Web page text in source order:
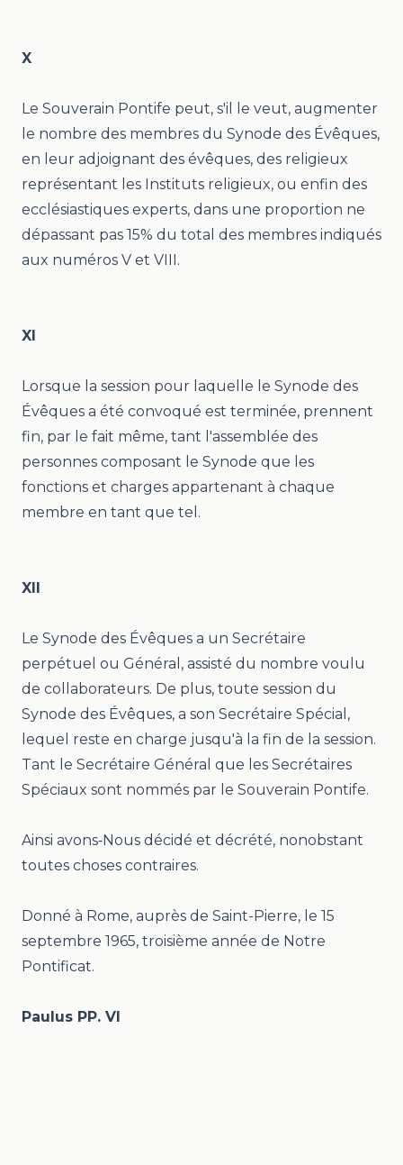
X
Le Souverain Pontife peut, s'il le veut, augmenter
le nombre des membres du Synode des Évêques,
en leur adjoignant des évêques, des religieux
représentant les Instituts religieux, ou enfin des
ecclésiastiques experts, dans une proportion ne
dépassant pas 15% du total des membres indiqués
aux numéros V et VIII.
XI
Lorsque la session pour laquelle le Synode des
Évêques a été convoqué est terminée, prennent
fin, par le fait même, tant l'assemblée des
personnes composant le Synode que les
fonctions et charges appartenant à chaque
membre en tant que tel.
XII
Le Synode des Évêques a un Secrétaire
perpétuel ou Général, assisté du nombre voulu
de collaborateurs. De plus, toute session du
Synode des Évêques, a son Secrétaire Spécial,
lequel reste en charge jusqu'à la fin de la session.
Tant le Secrétaire Général que les Secrétaires
Spéciaux sont nommés par le Souverain Pontife.
Ainsi avons‑Nous décidé et décrété, nonobstant
toutes choses contraires.
Donné à Rome, auprès de Saint-Pierre, le 15
septembre 1965, troisième année de Notre
Pontificat.
Paulus PP. VI